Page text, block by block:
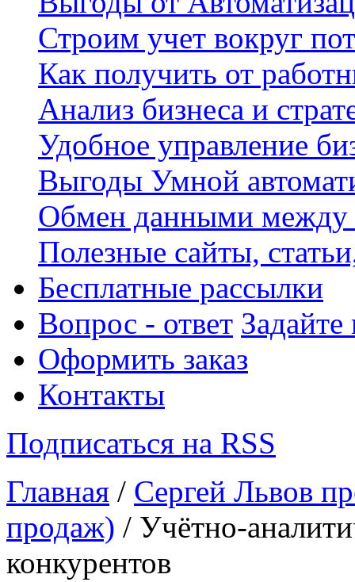
Строим учет вокруг
Как получить от
Анализ бизнеса и
Удобное управление
Выгоды Умной
Обмен данными между
Полезные сайты,
Бесплатные рассылки
Вопрос - ответ
Оформить заказ
Контакты
Подписаться на RSS
Главная / Сергей Львов
продаж) / Учётно-
конкурентов